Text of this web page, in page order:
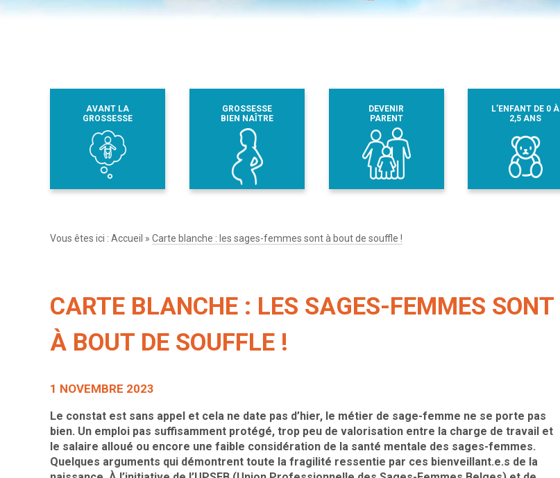
AVANT LA
GROSSESSE
GROSSESSE
BIEN NAÎTRE
DEVENIR
PARENT
L’ENFANT DE 0 À
2,5 ANS
Vous êtes ici : Accueil » Carte blanche : les sages-femmes sont à bout de souffle !
CARTE BLANCHE : LES SAGES-FEMMES SONT
À BOUT DE SOUFFLE !
1 NOVEMBRE 2023
Le constat est sans appel et cela ne date pas d’hier, le métier de sage-femme ne se porte pas
bien. Un emploi pas suffisamment protégé, trop peu de valorisation entre la charge de travail et
le salaire alloué ou encore une faible considération de la santé mentale des sages-femmes.
Quelques arguments qui démontrent toute la fragilité ressentie par ces bienveillant.e.s de la